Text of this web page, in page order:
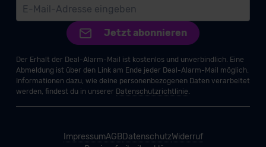
Jetzt abonnieren
Der Erhalt der Deal-Alarm-Mail ist kostenlos und unverbindlich. Eine
Abmeldung ist über den Link am Ende jeder Deal-Alarm-Mail möglich.
Informationen dazu, wie deine personenbezogenen Daten verarbeitet
werden, findest du in unserer Datenschutzrichtlinie
ImpressumAGBDatenschutzWiderruf